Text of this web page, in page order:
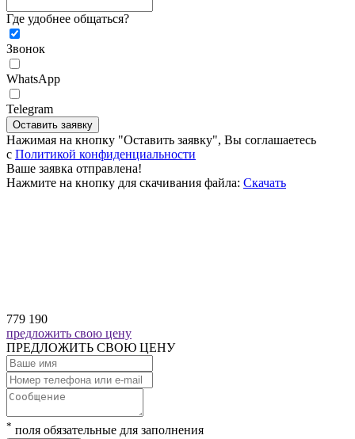
Где удобнее общаться?
Звонок
WhatsApp
Telegram
Оставить заявку
Нажимая на кнопку "Оставить заявку", Вы соглашаетесь
c Политикой конфиденциальности
Ваше заявка отправлена!
Нажмите на кнопку для скачивания файла: Скачать
779 190
предложить свою цену
ПРЕДЛОЖИТЬ СВОЮ ЦЕНУ
* поля обязательные для заполнения